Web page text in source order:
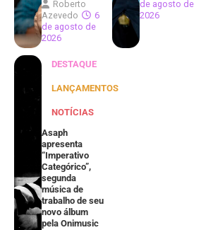
Roberto
Azevedo
6
de agosto de
2026
de agosto de
2026
DESTAQUE
LANÇAMENTOS
NOTÍCIAS
Asaph
apresenta
“Imperativo
Categórico”,
segunda
música de
trabalho de seu
novo álbum
pela Onimusic